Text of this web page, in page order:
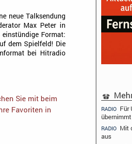
neue Talksendung
Max Peter in
einstündige Format:
dem Spielfeld! Die
bei Hitradio
Sie mit beim
Favoriten in
RADIO Für
RADIO Mit
aus